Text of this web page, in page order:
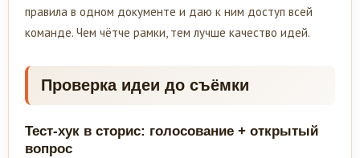
правила в одном документе и даю к ним доступ всей
команде. Чем чётче рамки, тем лучше качество идей.
Проверка идеи до съёмки
Тест-хук в сторис: голосование + открытый
вопрос